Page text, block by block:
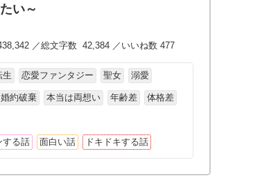
い～
／総文字数 42,384 ／いいね数 477
生 恋愛ファンタジー 聖女 溺愛
婚約破棄 本当は両想い 年齢差 体格差
する話 面白い話 ドキドキする話